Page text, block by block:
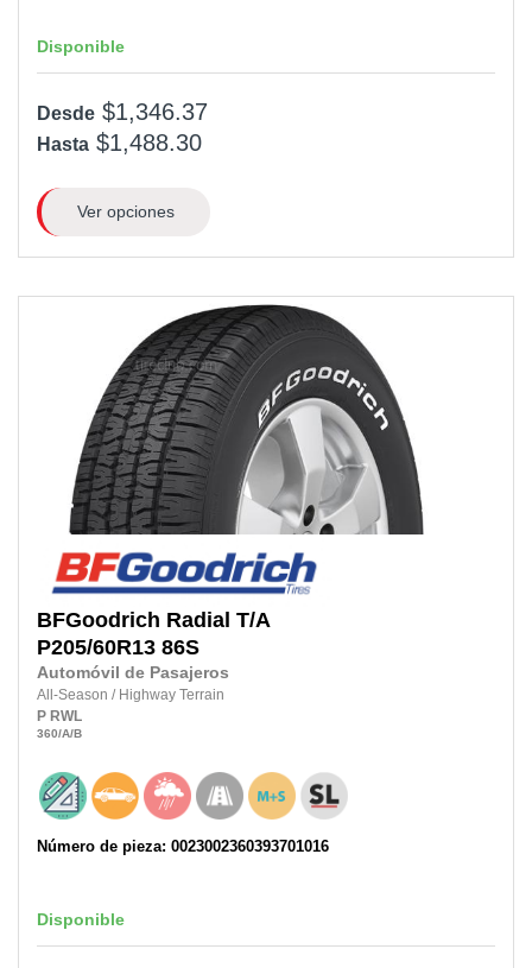
Disponible
Desde $1,346.37
Hasta $1,488.30
Ver opciones
BFGoodrich Radial T/A
P205/60R13 86S
Automóvil de Pasajeros
All-Season / Highway Terrain
P RWL
360/A/B
Número de pieza: 0023002360393701016
Disponible